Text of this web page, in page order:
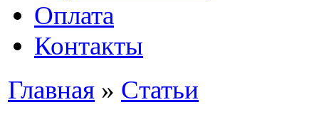
Оплата
Контакты
Главная » Статьи